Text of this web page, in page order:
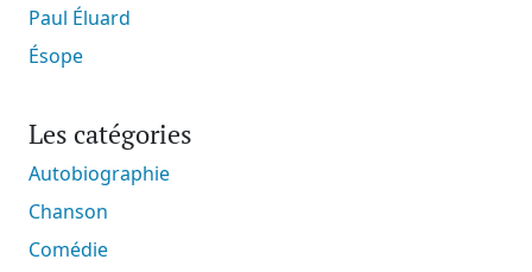
Paul Éluard
Ésope
Les catégories
Autobiographie
Chanson
Comédie